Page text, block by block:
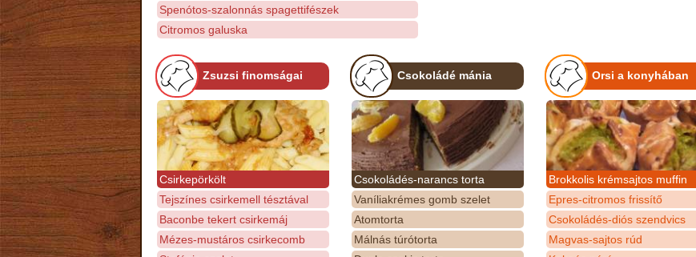
Spenótos-szalonnás spagettifészek
Citromos galuska
Zsuzsi finomságai
Csirkepörkölt
Tejszínes csirkemell tésztával
Baconbe tekert csirkemáj
Mézes-mustáros csirkecomb
Csokoládé mánia
Csokoládés-narancs torta
Vaníliakrémes gomb szelet
Atomtorta
Málnás túrótorta
Orsi a konyhában
Brokkolis krémsajtos muffin
Epres-citromos frissítő
Csokoládés-diós szendvics
Magvas-sajtos rúd